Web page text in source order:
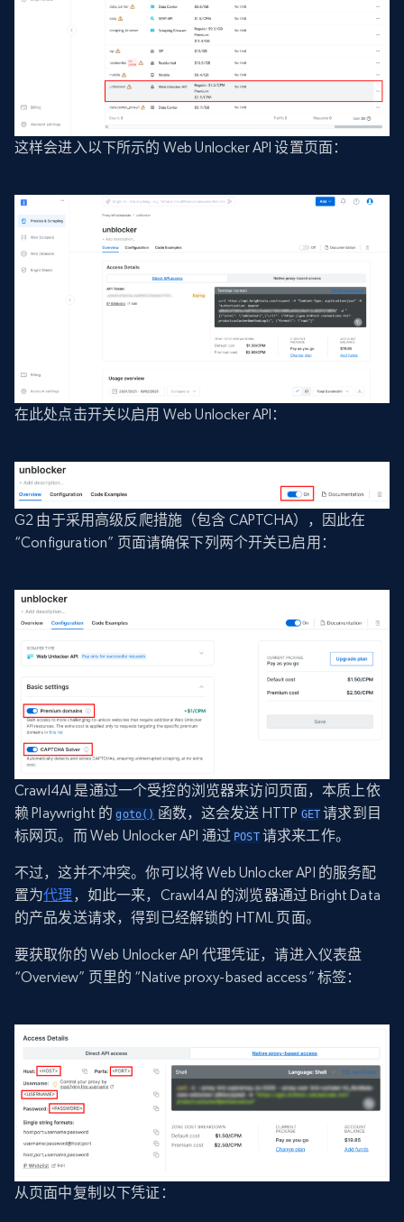
这样会进入以下所示的 Web Unlocker API 设置页面：
在此处点击开关以启用 Web Unlocker API：
G2 由于采用高级反爬措施（包含 CAPTCHA），因此在
“Configuration” 页面请确保下列两个开关已启用：
Crawl4AI 是通过一个受控的浏览器来访问页面，本质上依
赖 Playwright 的goto() 函数，这会发送 HTTP GET 请求到目
标网页。而 Web Unlocker API 通过 POST请求来工作。
不过，这并不冲突。你可以将 Web Unlocker API 的服务配
置为代理 ，如此一来，Crawl4AI 的浏览器通过 Bright Data
的产品发送请求，得到已经解锁的 HTML 页面。
要获取你的 Web Unlocker API 代理凭证，请进入仪表盘
“Overview” 页里的 “Native proxy-based access” 标签：
从页面中复制以下凭证：